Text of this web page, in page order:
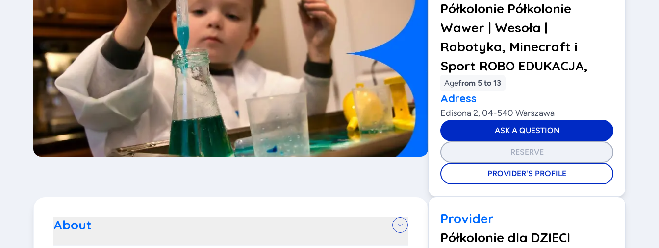
Półkolonie Półkolonie
Wawer | Wesoła |
Robotyka, Minecraft i
Sport ROBO EDUKACJA,
Agefrom 5 to 13
Adress
Edisona 2, 04-540 Warszawa
ASK A QUESTION
RESERVE
PROVIDER'S PROFILE
About
Provider
Półkolonie dla DZIECI